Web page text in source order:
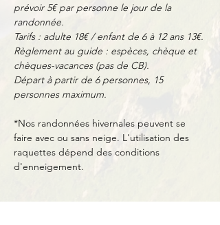
prévoir 5€ par personne le jour de la
randonnée.
Tarifs : adulte 18€ / enfant de 6 à 12 ans 13€.
Règlement au guide : espèces, chèque et
chèques-vacances (pas de CB).
Départ à partir de 6 personnes, 15
personnes maximum.
*Nos randonnées hivernales peuvent se
faire avec ou sans neige. L'utilisation des
raquettes dépend des conditions
d'enneigement.